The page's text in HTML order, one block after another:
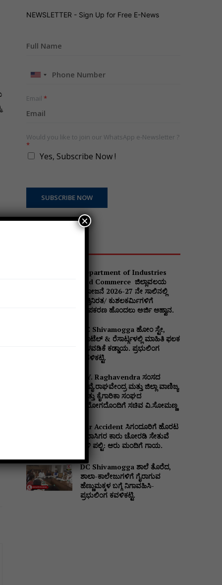
NEWSLETTER - Sign Up for Free E-News
United
+1
Email *
Would you like to join our WhatsApp e-Newsletter ?
*
Yes, Subscribe Now !
SUBSCRIBE NOW
Department of Industries
and Commerce ಜಿಲ್ಲಾವಲಯ
ಯೋಜನೆ 2026-27 ನೇ ಸಾಲಿನಲ್ಲಿ
ವೃತ್ತಿನಿರತ/ ಕುಶಲಕರ್ಮಿಗಳಿಗೆ
ಉಪಕರಣ ಹೊಂದಲು ಅರ್ಜಿ ಆಹ್ವಾನ.
DC Shivamogga ಹೋಂ ಸ್ಟೇ,
ಹೊಟೆಲ್ & ರೆಸಾರ್ಟ್ಗಳಲ್ಲಿ ಮಾಹಿತಿ ಫಲಕ
ಅಳವಡಿಕೆ ಕಡ್ಡಾಯ. ಪ್ರಭುಲಿಂಗ
ಕವಳಿಕಟ್ಟಿ.
B.Y. Raghavendra ಸಂಸದ
ಬಿ.ವೈ.ರಾಘವೇಂದ್ರ ಮತ್ತು ಜಿಲ್ಲಾ ವಾಣಿಜ್ಯ
ಮತ್ತು ಕೈಗಾರಿಕಾ ಸಂಘದ
ನಿಯೋಗದೊಂದಿಗೆ ಸಚಿವ ವಿ‌.ಸೋಮಣ್ಣ
Car Accident ಸಿಗಂದೂರಿಗೆ ಹೊರಟ
ಪ್ರವಾಸಿಗರ ಕಾರು ಚೋರಡಿ ಸೇತುವೆ
ಬಳಿ ಪಲ್ಟಿ: ಆರು ಮಂದಿಗೆ ಗಾಯ.
DC Shivamogga ಶಾಲೆ ತೊರೆದ,
ಶಾಲಾ-ಕಾಲೇಜುಗಳಿಗೆ ಗೈರಾಗುವ
ಹೆಣ್ಣುಮಕ್ಕಳ ಬಗ್ಗೆ ನಿಗಾವಹಿಸಿ-
ಪ್ರಭುಲಿಂಗ ಕವಳಿಕಟ್ಟಿ.
×